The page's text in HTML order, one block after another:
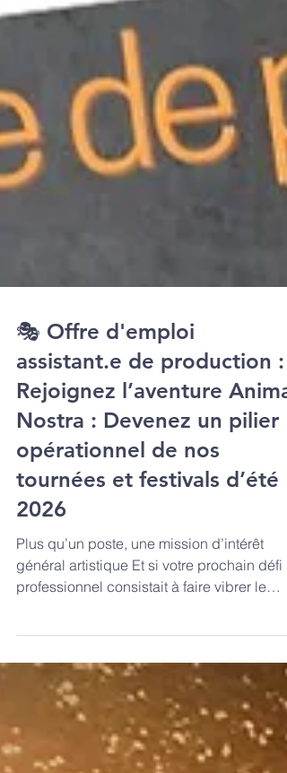
🎭 Offre d'emploi
assistant.e de production :
Rejoignez l’aventure Anima
Nostra : Devenez un pilier
opérationnel de nos
tournées et festivals d’été
2026
général artistique Et si votre prochain défi
professionnel consistait à faire vibrer le
patrimoine français et européen au son de
musique vivante ? Anima Nostra, association
engagée basée en Occitanie, ne se
contente pas d’organiser des spectacles :
nous créons des écosystèmes durables